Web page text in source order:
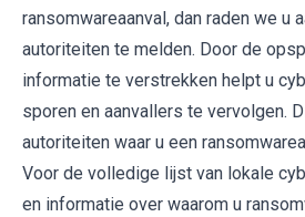
ransomwareaanval, dan raden we u
autoriteiten te melden. Door de
informatie te verstrekken helpt u
sporen en aanvallers te vervolgen.
autoriteiten waar u een
Voor de volledige lijst van lokale
en informatie over waarom u